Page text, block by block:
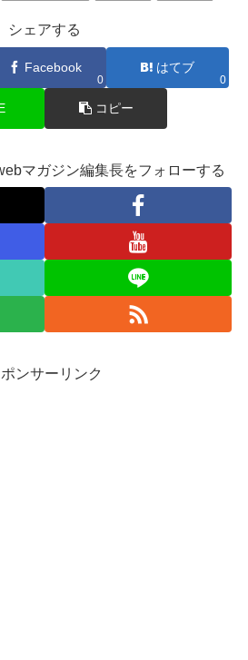
シェアする
Facebook
0
はてブ
0
コピー
マガジン編集長をフォローする
ンサーリンク